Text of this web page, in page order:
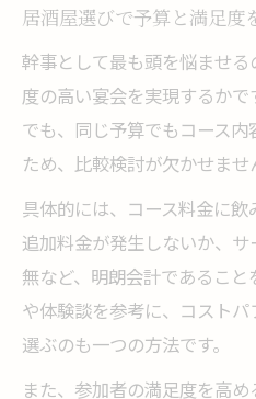
居酒屋選びで予算と満足度
幹事として最も頭を悩ませ
度の高い宴会を実現するか
でも、同じ予算でもコース
ため、比較検討が欠かせませ
具体的には、コース料金に飲
追加料金が発生しないか、
無など、明朗会計であるこ
や体験談を参考に、コスト
選ぶのも一つの方法です。
また、参加者の満足度を高